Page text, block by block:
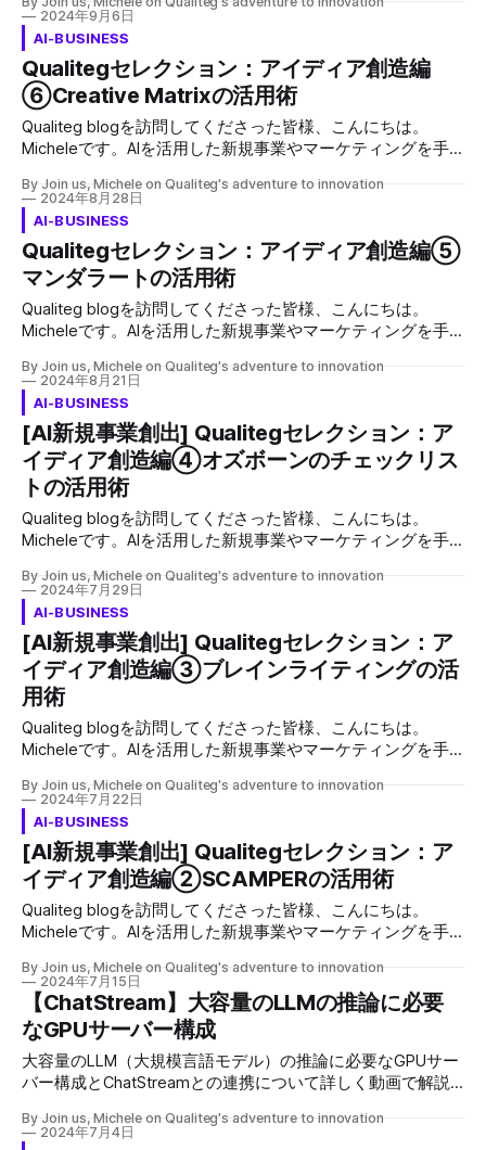
戦略系やマネジメントコンサルチームの
は？ 「ビジネス用語研究所」は、最先端のビジネス用語を
わかりやすく簡潔に1分で説明するYouTubeコンテンツで
す。忙しいビジネスマンでも、短時間で効率的に最新のビジ
ネストレンドや重要な概念を学ぶことができます。 最先端
のビジネス用語を、わかりやすく簡潔に1分で説明していま
す。 例えば
あります。AIを用いた事業展開を検討されている方々が共通
して直面するであろう課題に対して、このブログを通じて私
なりの解答をご提供したいと思います。 革新的な製品やサ
ービスを生み出すためには、優れたアイディアの創出と、そ
のアイディアを徹底的に深堀りすることが不可欠です。
Qualitegでは、ユーザー中心のデザイン思考と、データに基
づいた分析を組み合わせることで、アイディアを最大限に活
かせるよう支援しています。 本記事では、Qualitegが考える
アイディア深堀で「やるべきこと」と「やってはいけないこ
と」を具体的に解説し、より効果的な深堀の方法を紹介しま
す。 1. ユーザーニーズを徹底的に理解する アイディアの出
発点は、常にユーザーニーズです。ターゲットとなるユーザ
ーは誰なのか、彼らの抱える課題は何なのか、どのような解
決策を求めているのかを深く理解することが、アイディアを
成功に導くための第一歩です
2024年9月6日
AI-BUSINESS
Qualitegセレクション：アイディア創造編
⑥Creative Matrixの活用術
Qualiteg blogを訪問してくださった皆様、こんにちは。
Micheleです。AIを活用した新規事業やマーケティングを手
あります。AIを用いた事業展開を検討されている方々が共通
して直面するであろう課題に対して、このブログを通じて私
なりの解答をご提供したいと思います。 アイデアに行き詰
まった時に！Creative Matrixを活用して可能性を広げよう 新
しいプロジェクトを立ち上げるとき、既存のサービスに革新
を起こしたいとき、斬新なアイデアが必要になりますよね。
しかし、なかなか良いアイデアが浮かばず、行き詰まってし
まうことも少なくありません。そんな時に役立つのが
「Creative Matrix（クリエイティブマトリックス）」です。
Creative Matrixとは Creative Matrixは、既存の要素を組み合
わせたり、異なる視点から考えることで、新しいアイデアを
生み出すためのフレームワークです。縦軸と横軸にそれぞれ
異なる要素を配置し、その交点に生まれる組み合わせから発
想を広げていきます。 具体的には、縦軸
By Join us, Michele on Qualiteg's adventure to innovation
2024年8月28日
AI-BUSINESS
Qualitegセレクション：アイディア創造編⑤
マンダラートの活用術
Qualiteg blogを訪問してくださった皆様、こんにちは。
Micheleです。AIを活用した新規事業やマーケティングを手
あります。AIを用いた事業展開を検討されている方々が共通
して直面するであろう課題に対して、このブログを通じて私
なりの解答をご提供したいと思います。 アイディア発想の
広がりを経験！ アイディア創造のプロセスにおいて、多く
の人がぶつかる壁の一つは「発想の広がり」です。新しいア
イディアを生み出すためには、既存の枠にとらわれずに自由
「マンダラート」というツールです。今回は、このマンダラ
ートの活用術について詳しく解説します。 個人作業が向い
てるかも？ 最近では大谷翔平さんの目標設定手法で有名に
なったマンダラートチャートですが、実はあまりワークショ
ップでは使いません。その理由はグループワーク作業にはあ
まり向かないからです。 しかし、これは一人で考えていく
場合に施行を深堀するとても良いツールなので、今日みなさ
んに解説できることがうれしいです。 マンダ
By Join us, Michele on Qualiteg's adventure to innovation
2024年8月21日
AI-BUSINESS
[AI新規事業創出] Qualitegセレクション：ア
イディア創造編④オズボーンのチェックリス
トの活用術
Qualiteg blogを訪問してくださった皆様、こんにちは。
Micheleです。AIを活用した新規事業やマーケティングを手
あります。AIを用いた事業展開を検討されている方々が共通
して直面するであろう課題に対して、このブログを通じて私
なりの解答をご提供したいと思います。 新規事業のアイデ
ィア創出を加速させる - オズボーンのチェックリスト活用術
とは 新規事業の立ち上げは、企業の成長と競争力維持の要
となります。しかし、革新的なアイディアを生み出すのは容
ェックリスト」です。この強力なツールを使いこなすこと
で、新規事業のアイディア創出を劇的に加速させることがで
きます。 本記事では、オズボーンのチェックリストの基本
から実践的な活用法、さらには新規事業創出への応用まで、
詳しく解説していきます。 オズボーンのチェックリストと
は オズボーンのチェックリストは、広告業界の先駆者アレ
ックス・F・オズボーンが1953年に考案した創造的思考法で
す。既存の概念や製品を様々な角度から見直し
By Join us, Michele on Qualiteg's adventure to innovation
2024年7月29日
AI-BUSINESS
[AI新規事業創出] Qualitegセレクション：ア
イディア創造編③ブレインライティングの活
用術
Qualiteg blogを訪問してくださった皆様、こんにちは。
Micheleです。AIを活用した新規事業やマーケティングを手
あります。AIを用いた事業展開を検討されている方々が共通
して直面するであろう課題に対して、このブログを通じて私
なりの解答をご提供したいと思います。 新規事業を生み出
す魔法のツール - ブレインライティングの活用術 新規事業
の立ち上げは、企業の成長と競争力維持において重要な役割
を果たします。しかし、革新的なアイディアを生み出すこと
は容易ではありません。そこで注目したいのが「ブレインラ
イティング」という手法です。本記事では、ブレインライテ
ィングの基本概念から実践方法、そして新規事業創出への応
用まで、詳しく解説していきます。 ブレインライティング
とは ブレインライティングは、ブレインストーミングの派
生技法の一つで、参加者が自分のアイディアを紙に書き出
し、それを他の参加者と共有しながら新しいアイディアを生
み出していく手法です。口頭でのアイディア出しに比べ、以
By Join us, Michele on Qualiteg's adventure to innovation
2024年7月22日
AI-BUSINESS
[AI新規事業創出] Qualitegセレクション：ア
イディア創造編②SCAMPERの活用術
Qualiteg blogを訪問してくださった皆様、こんにちは。
Micheleです。AIを活用した新規事業やマーケティングを手
あります。AIを用いた事業展開を検討されている方々が共通
して直面するであろう課題に対して、このブログを通じて私
なりの解答をご提供したいと思います。 新規事業の立ち上
げを考えている起業家や企業の皆さん、アイディア出しに行
き詰まっていませんか？今回はSCAMPERという強力な発想
法を紹介します。 SCAMPERを活用すれば、既存の製品やサ
とができます。日本ではあまりなじみのない手法ですが、シ
By Join us, Michele on Qualiteg's adventure to innovation
2024年7月15日
【ChatStream】大容量のLLMの推論に必要
なGPUサーバー構成
大容量のLLM（大規模言語モデル）の推論に必要なGPUサー
バー構成とChatStreamとの連携について詳しく動画で解説
要件（140GBのGPUメモリ）と、この要件を満たすために必
By Join us, Michele on Qualiteg's adventure to innovation
2024年7月4日